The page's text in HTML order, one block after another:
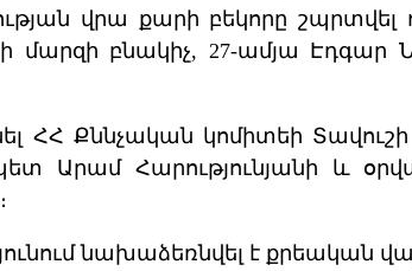
վրա քարի բեկորը շպրտվել
մարզի բնակիչ, 27-ամյա Էդգար
ՀՀ Քննչական կոմիտեի
պետ Արամ Հարությունյանի և
նախաձեռնվել է քրեական